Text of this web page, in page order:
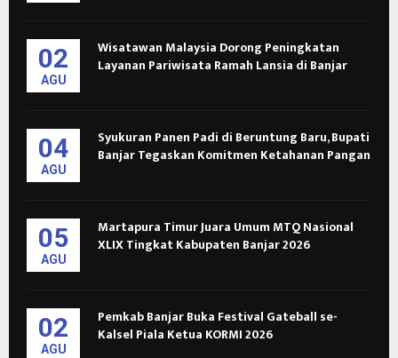
02
AGU
Wisatawan Malaysia Dorong Peningkatan
Layanan Pariwisata Ramah Lansia di Banjar
04
AGU
Syukuran Panen Padi di Beruntung Baru, Bupati
Banjar Tegaskan Komitmen Ketahanan Pangan
05
AGU
Martapura Timur Juara Umum MTQ Nasional
XLIX Tingkat Kabupaten Banjar 2026
02
AGU
Pemkab Banjar Buka Festival Gateball se-
Kalsel Piala Ketua KORMI 2026